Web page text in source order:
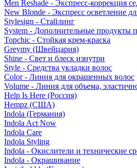
Men Reshade - Экспресс-коррекция
New Blonde - Экспресс осветление
Stylesign - Стайлинг
System - Дополнительные продукты
Topchic - Стойкая крем-краска
Greymy (Швейцария)
Shine - Свет и блеск изнутри
Style - Средства укладки волос
Color - Линия для окрашенных волос
Volume - Линия для объема,
Help Is Here (Россия)
Hempz (США)
Indola (Германия)
Indola Act Now
Indola Care
Indola Styling
Indola - Окислители и технические
Indola - Окрашивание